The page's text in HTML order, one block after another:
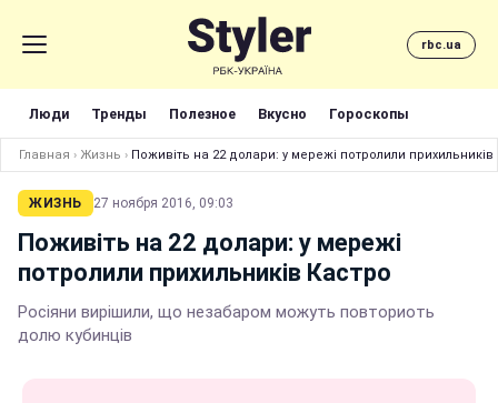
rbc.ua
Люди Тренды Полезное Вкусно Гороскопы
Главная › Жизнь › Поживіть на 22 долари: у мережі потролили прихильників
ЖИЗНЬ 27 ноября 2016, 09:03
Поживіть на 22 долари: у мережі
потролили прихильників Кастро
Росіяни вирішили, що незабаром можуть повториоть
долю кубинців